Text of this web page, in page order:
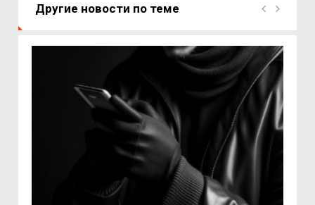
Другие новости по теме